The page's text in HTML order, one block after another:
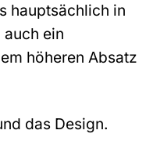
hauptsächlich in
ein
höheren Absatz
das Design.